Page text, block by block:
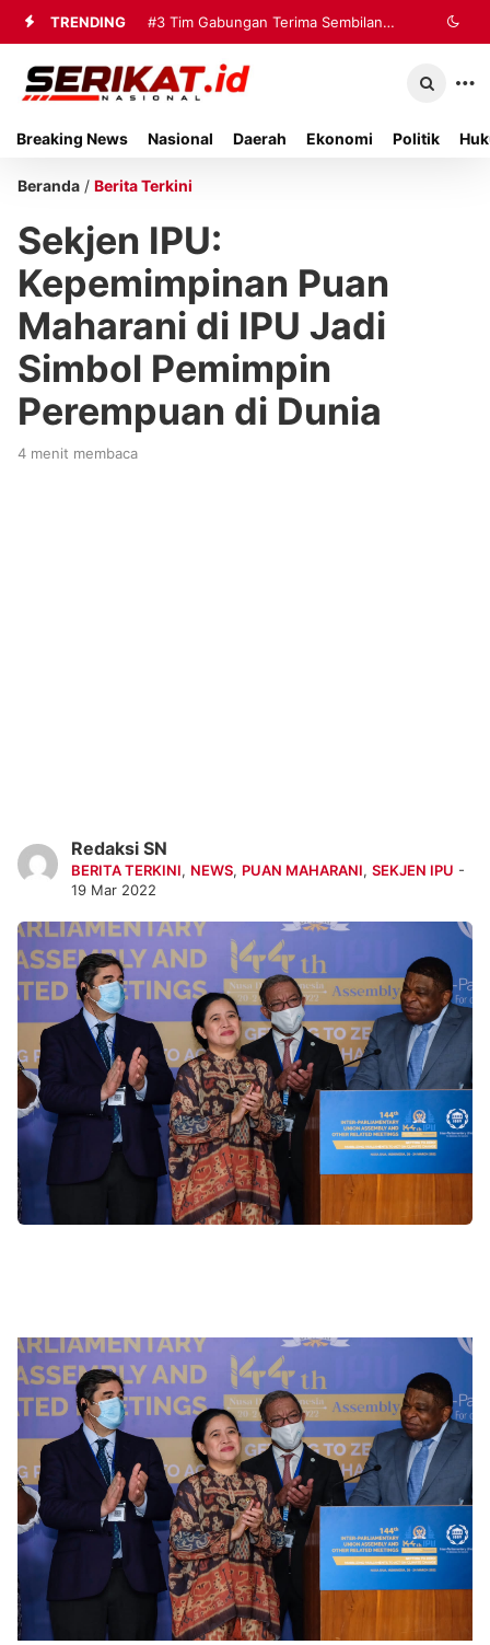
TRENDING #3 Tim Gabungan Terima Sembilan
Korban Evakuasi KM Mutiara Sentosa
Breaking News Nasional Daerah Ekonomi Politik
Beranda / Berita Terkini
Sekjen IPU:
Kepemimpinan Puan
Maharani di IPU Jadi
Simbol Pemimpin
Perempuan di Dunia
4 menit membaca
Redaksi SN
BERITA TERKINI, NEWS, PUAN MAHARANI,SEKJEN IPU -
19 Mar 2022